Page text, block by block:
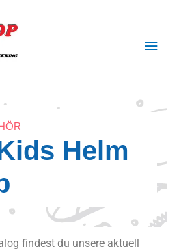
Helm
findest du unsere aktuell